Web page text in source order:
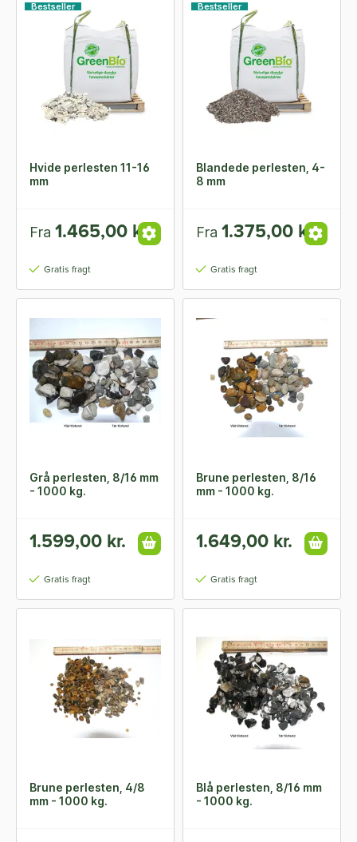
Bestseller
Hvide perlesten 11-16
mm
Fra 1.465,00 kr.
Gratis fragt
Bestseller
Blandede perlesten, 4-
8 mm
Fra 1.375,00 kr.
Gratis fragt
Grå perlesten, 8/16 mm
- 1000 kg.
1.599,00 kr.
Gratis fragt
Brune perlesten, 8/16
mm - 1000 kg.
1.649,00 kr.
Gratis fragt
Brune perlesten, 4/8
mm - 1000 kg.
Blå perlesten, 8/16 mm
- 1000 kg.